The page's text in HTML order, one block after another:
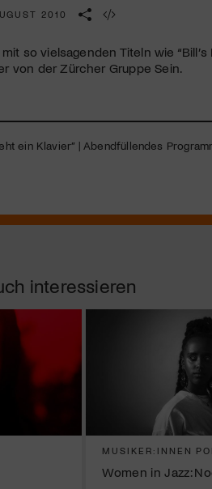
2010
so vielsagenden Titeln wie
von der Zürcher Gruppe Sein.
ein Klavier” | Abendfüllendes
interessieren
MUSIKER:INNEN
Women in Jazz: